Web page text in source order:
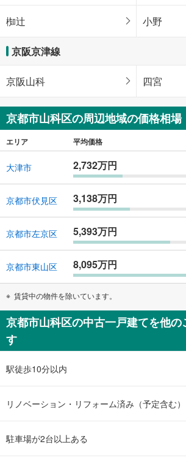
椥辻 小野
京阪京津線
京阪山科 四宮
京都市山科区の周辺地域の価格相場
エリア 平均価格
大津市 2,732万円
京都市伏見区 3,138万円
京都市左京区 5,393万円
京都市東山区 8,095万円
賃貸中の物件を除いています。
京都市山科区の中古一戸建てを他
す
駅徒歩10分以内
リノベーション・リフォーム済み（予定含む）
駐車場が2台以上ある